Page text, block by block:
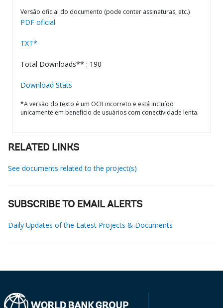
Versão oficial do documento (pode conter assinaturas, etc.)
PDF oficial
TXT*
Total Downloads** : 190
Download Stats
*A versão do texto é um OCR incorreto e está incluído
unicamente em benefício de usuários com conectividade lenta.
RELATED LINKS
See documents related to the project(s)
SUBSCRIBE TO EMAIL ALERTS
Daily Updates of the Latest Projects & Documents